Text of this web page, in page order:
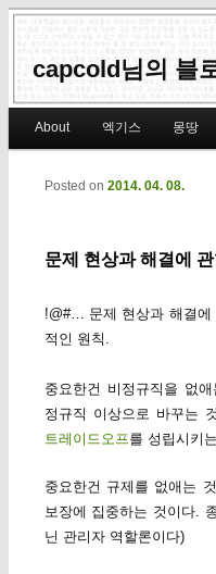
capcold님의 블
Skip to primary content
Skip to secondary content
About 엑기스 몽땅
문제 현상과 해결에
Posted on 2014. 04. 08.
!@#… 문제 현상과 해결에
적인 원칙.
중요한건 비정규직을 없
정규직 이상으로 바꾸는
트레이드오프를 성립시키
중요한건 규제를 없애는
보장에 집중하는 것이다.
닌 관리자 역할론이다)